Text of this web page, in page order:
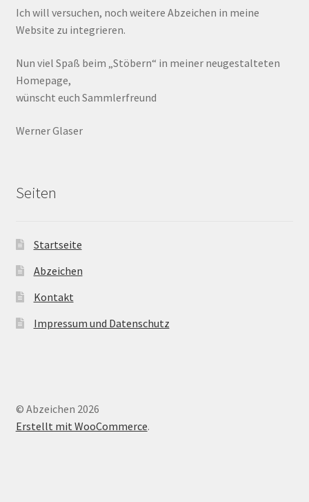
Ich will versuchen, noch weitere Abzeichen in meine
Website zu integrieren.
Nun viel Spaß beim „Stöbern“ in meiner neugestalteten
Homepage,
wünscht euch Sammlerfreund
Werner Glaser
Seiten
Startseite
Abzeichen
Kontakt
Impressum und Datenschutz
© Abzeichen 2026
Erstellt mit WooCommerce.